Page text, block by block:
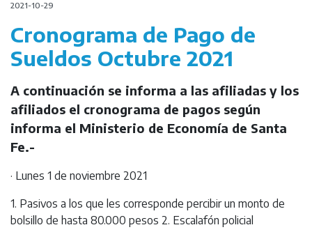
2021-10-29
Cronograma de Pago de
Sueldos Octubre 2021
A continuación se informa a las afiliadas y los
afiliados el cronograma de pagos según
informa el Ministerio de Economía de Santa
Fe.-
· Lunes 1 de noviembre 2021
1. Pasivos a los que les corresponde percibir un monto de
bolsillo de hasta 80.000 pesos 2. Escalafón policial